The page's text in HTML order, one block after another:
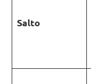
Salto